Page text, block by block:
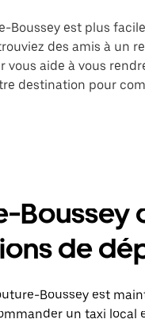
Boussey est plus
des amis à un
vous aide à vous
destination pour
Boussey
de
Boussey est
un taxi